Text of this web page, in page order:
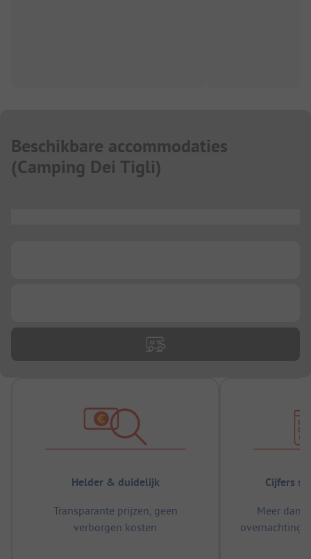
Beschikbare accommodaties
(Camping Dei Tigli)
Helder & duidelijk
Transparante prijzen, geen
verborgen kosten
Cijfers
Meer dan